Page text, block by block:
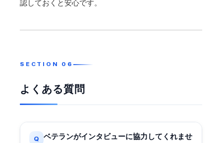
認しておくと安心です。
よくある質問
Q
ベテランがインタビューに協力してくれませ